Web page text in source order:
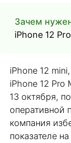
Зачем
iPhone 12
iPhone 12
iPhone 12 Pro
13 октября,
оперативной
компания
показателе